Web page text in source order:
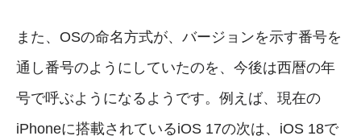
また、OSの命名方式が、バージョンを示す番号を
通し番号のようにしていたのを、今後は西暦の年
号で呼ぶようになるようです。例えば、現在の
iPhoneに搭載されているiOS 17の次は、iOS 18で